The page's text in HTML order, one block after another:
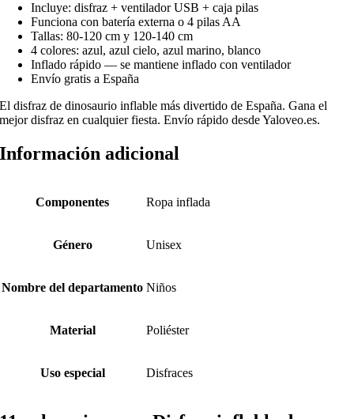
Incluye: disfraz + ventilador USB + caja pilas
Funciona con batería externa o 4 pilas AA
Tallas: 80-120 cm y 120-140 cm
4 colores: azul, azul cielo, azul marino, blanco
Inflado rápido — se mantiene inflado con ventilador
Envío gratis a España
El disfraz de dinosaurio inflable más divertido de España. Gana el
mejor disfraz en cualquier fiesta. Envío rápido desde Yaloveo.es.
Información adicional
Componentes Ropa inflada
Género Unisex
Nombre del departamento Niños
Material Poliéster
Uso especial Disfraces